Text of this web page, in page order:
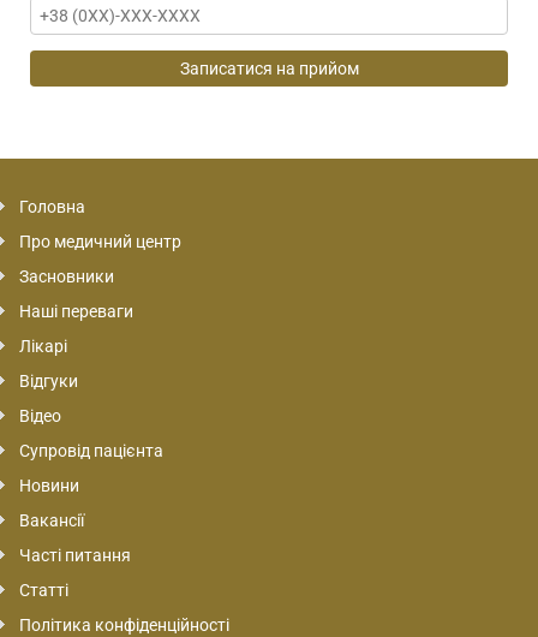
Головна
Про медичний центр
Засновники
Наші переваги
Лікарі
Відгуки
Відео
Супровід пацієнта
Новини
Вакансії
Часті питання
Статті
Політика конфіденційності